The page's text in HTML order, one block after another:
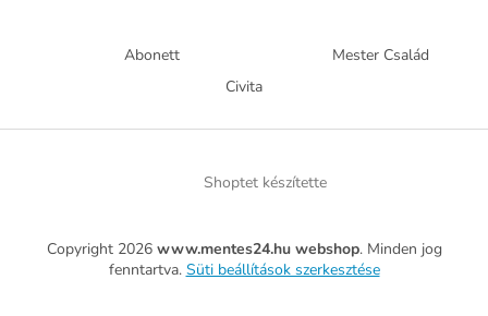
Abonett
Mester Család
Civita
Shoptet készítette
Copyright 2026 www.mentes24.hu webshop. Minden jog
fenntartva. Süti beállítások szerkesztése